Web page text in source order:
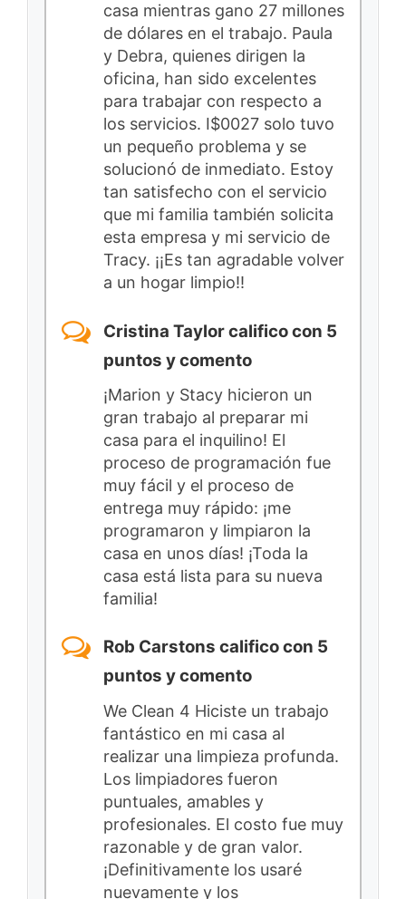
casa mientras gano 27 millones
de dólares en el trabajo. Paula
y Debra, quienes dirigen la
oficina, han sido excelentes
para trabajar con respecto a
los servicios. I$0027 solo tuvo
un pequeño problema y se
solucionó de inmediato. Estoy
tan satisfecho con el servicio
que mi familia también solicita
esta empresa y mi servicio de
Tracy. ¡¡Es tan agradable volver
a un hogar limpio!!
Cristina Taylor califico con 5
puntos y comento
¡Marion y Stacy hicieron un
gran trabajo al preparar mi
casa para el inquilino! El
proceso de programación fue
muy fácil y el proceso de
entrega muy rápido: ¡me
programaron y limpiaron la
casa en unos días! ¡Toda la
casa está lista para su nueva
familia!
Rob Carstons califico con 5
puntos y comento
We Clean 4 Hiciste un trabajo
fantástico en mi casa al
realizar una limpieza profunda.
Los limpiadores fueron
puntuales, amables y
profesionales. El costo fue muy
razonable y de gran valor.
¡Definitivamente los usaré
nuevamente y los